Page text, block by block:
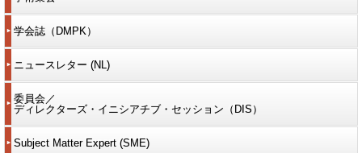
学会誌（DMPK）
ニュースレター (NL)
委員会／
ディレクターズ・イニシアチブ・セッション（DIS）
Subject Matter Expert (SME)